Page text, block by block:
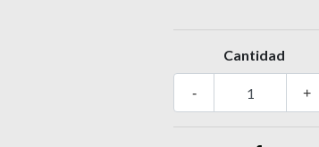
Cantidad
+
-